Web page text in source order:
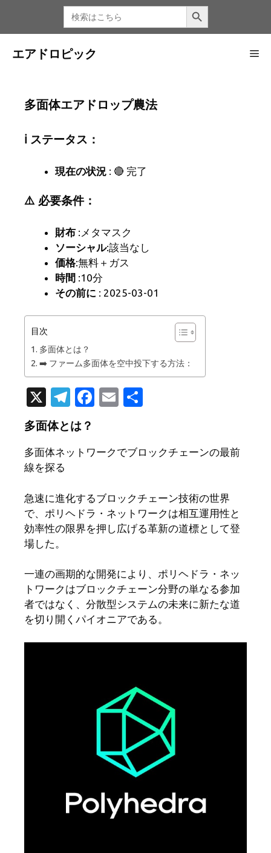
テ
検
る：
検索ボタン
エアドロピック メ
多面体エアドロップ農法
ℹ️ ステータス：
現在の状況 : 🔴 完了
⚠️ 必要条件：
財布 :メタマスク
ソーシャル:該当なし
価格:無料＋ガス
時間 :10分
その前に : 2025-03-01
目次
多面体とは？
➡️ ファーム多面体を空中投下する方法：
X
T
el
e
gr
m
Fa
b
o
k
E
多面体とは？
多面体ネットワークでブロックチェーンの最前
線を探る
急速に進化するブロックチェーン技術の世界
で、ポリヘドラ・ネットワークは相互運用性と
効率性の限界を押し広げる革新の道標として登
場した。
一連の画期的な開発により、ポリヘドラ・ネッ
トワークはブロックチェーン分野の単なる参加
者ではなく、分散型システムの未来に新たな道
を切り開くパイオニアである。